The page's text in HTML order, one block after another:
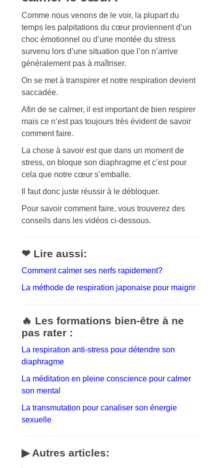
Comme nous venons de le voir, la plupart du
temps les palpitations du cœur proviennent d’un
choc émotionnel ou d’une montée du stress
survenu lors d’une situation que l’on n’arrive
généralement pas à maîtriser.
On se met à transpirer et notre respiration devient
saccadée.
Afin de se calmer, il est important de bien respirer
mais ce n’est pas toujours très évident de savoir
comment faire.
La chose à savoir est que dans un moment de
stress, on bloque son diaphragme et c’est pour
cela que notre cœur s’emballe.
Il faut donc juste réussir à le débloquer.
Pour savoir comment faire, vous trouverez des
conseils dans les vidéos ci-dessous.
❤ Lire aussi:
Comment calmer ses nerfs rapidement?
La méthode de respiration japonaise pour maigrir
🔥 Les formations bien-être à ne
pas rater :
La respiration anti-stress pour détendre son
diaphragme
La méditation en pleine conscience pour calmer
son mental
La transmutation pour canaliser son énergie
sexuelle
▶ Autres articles: